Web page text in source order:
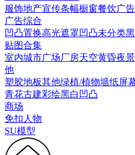
服饰地产宣传条幅橱窗餐饮广告
广告综合
凹凸置换高光遮罩凹凸未分类
贴图合集
室内城市广场厂房天空黄昏夜景
他
塑胶地板其他绿植/植物墙纸屏
青花古建彩绘黑白凹凸
商场
免扣人物
SU模型